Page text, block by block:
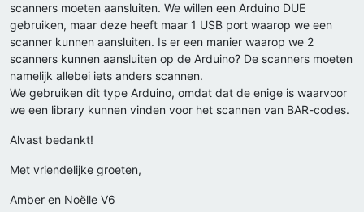
scanners moeten aansluiten. We willen een Arduino DUE
gebruiken, maar deze heeft maar 1 USB port waarop we een
scanner kunnen aansluiten. Is er een manier waarop we 2
scanners kunnen aansluiten op de Arduino? De scanners moeten
namelijk allebei iets anders scannen.
We gebruiken dit type Arduino, omdat dat de enige is waarvoor
we een library kunnen vinden voor het scannen van BAR-codes.
Alvast bedankt!
Met vriendelijke groeten,
Amber en Noëlle V6